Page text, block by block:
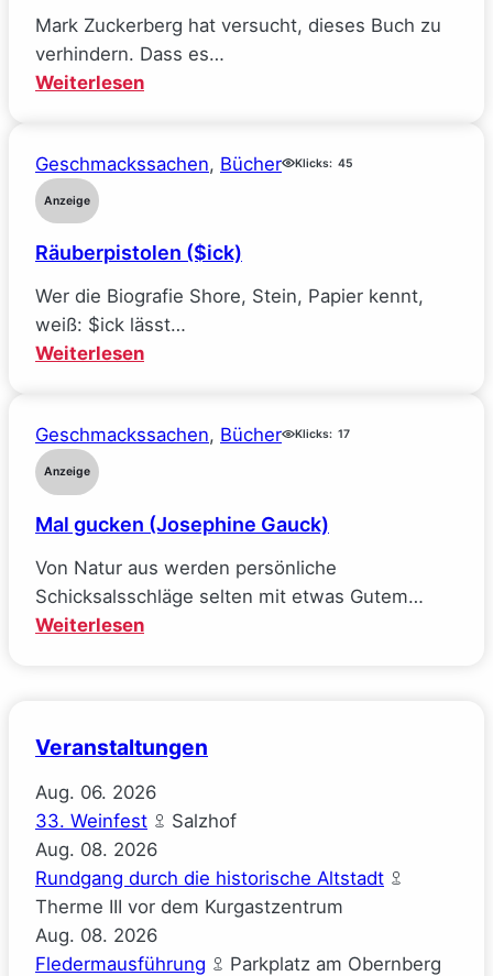
Mark Zuckerberg hat versucht, dieses Buch zu
verhindern. Dass es…
Weiterlesen:
bei
wie
alle
meine
Ideale
(Sarah
Geschmackssachen, Bücher Klicks: 45
Anzeige
Räuberpistolen ($ick)
Wer die Biografie Shore, Stein, Papier kennt,
weiß: $ick lässt…
Weiterlesen:
Geschmackssachen, Bücher Klicks: 17
Anzeige
Mal gucken (Josephine Gauck)
Von Natur aus werden persönliche
Schicksalsschläge selten mit etwas Gutem…
Weiterlesen:
Gauck)
Veranstaltungen
Aug. 06. 2026
33. Weinfest
Salzhof
Aug. 08. 2026
Rundgang durch die historische Altstadt
Therme III vor dem Kurgastzentrum
Aug. 08. 2026
Fledermausführung
Parkplatz am Obernberg